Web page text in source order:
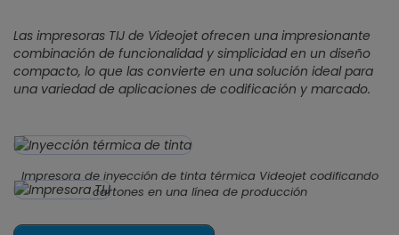
Las impresoras TIJ de Videojet ofrecen una impresionante
combinación de funcionalidad y simplicidad en un diseño
compacto, lo que las convierte en una solución ideal para
una variedad de aplicaciones de codificación y marcado.
Impresora de inyección de tinta térmica Videojet codificando
cartones en una línea de producción